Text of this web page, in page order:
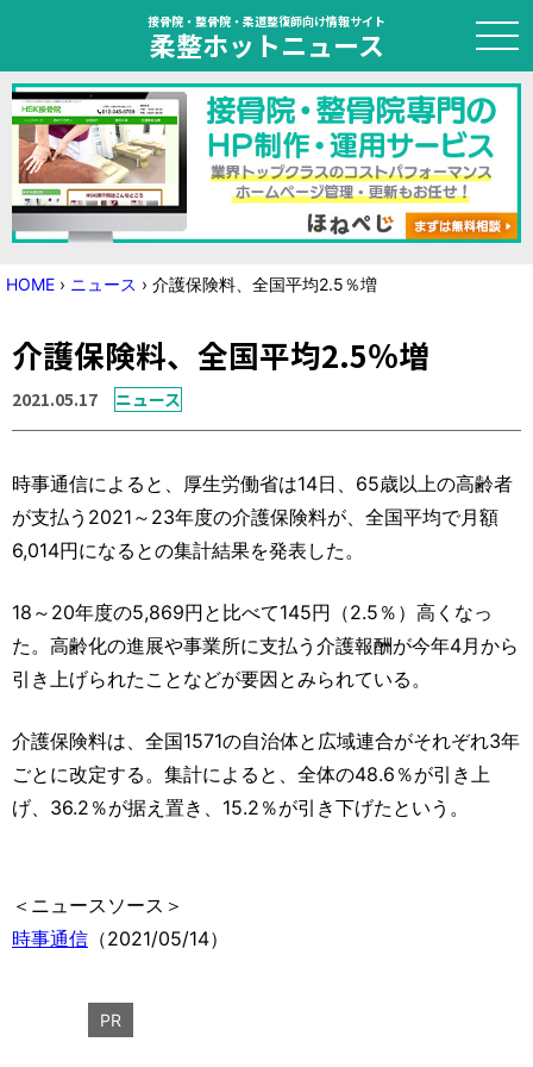
接骨院・整骨院・柔道整復師向け情報サイト
柔整ホットニュース
HOME
トピック
ニュース
国家試験対策
学会・セミナー情報
プライバシーポリシー サイトマップ
運営元 お問い合わせ
HOME › ニュース › 介護保険料、全国平均2.5％増
介護保険料、全国平均2.5％増
2021.05.17 ニュース
時事通信によると、厚生労働省は14日、65歳以上の高齢者
が支払う2021～23年度の介護保険料が、全国平均で月額
6,014円になるとの集計結果を発表した。
18～20年度の5,869円と比べて145円（2.5％）高くなっ
た。高齢化の進展や事業所に支払う介護報酬が今年4月から
引き上げられたことなどが要因とみられている。
介護保険料は、全国1571の自治体と広域連合がそれぞれ3年
ごとに改定する。集計によると、全体の48.6％が引き上
げ、36.2％が据え置き、15.2％が引き下げたという。
＜ニュースソース＞
時事通信 （2021/05/14）
PR